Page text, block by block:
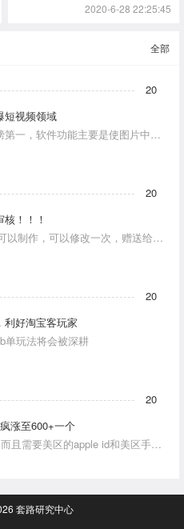
2020-6-28 22:25:45
全部
20
短视频领域
一，软件功能主要是使图片中的
20
！！！
以制作，可以修改一次，赠送给10
20
利好淘宝客玩家
单玩法将会被深耕
20
涨至600+一个
且需要美区的apple id和美区手机
套路研究中心